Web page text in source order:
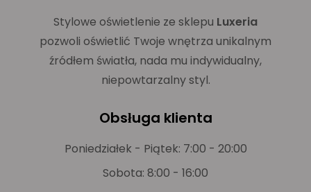
Stylowe oświetlenie ze sklepu Luxeria
pozwoli oświetlić Twoje wnętrza unikalnym
źródłem światła, nada mu indywidualny,
niepowtarzalny styl.
Obsługa klienta
Poniedziałek - Piątek: 7:00 - 20:00
Sobota: 8:00 - 16:00